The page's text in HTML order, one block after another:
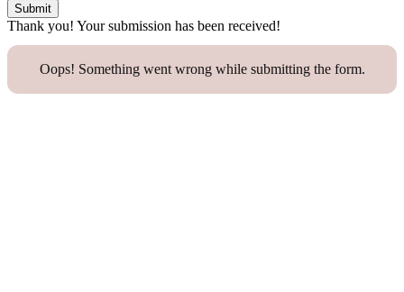
Thank you! Your submission has been received!
Oops! Something went wrong while submitting the form.